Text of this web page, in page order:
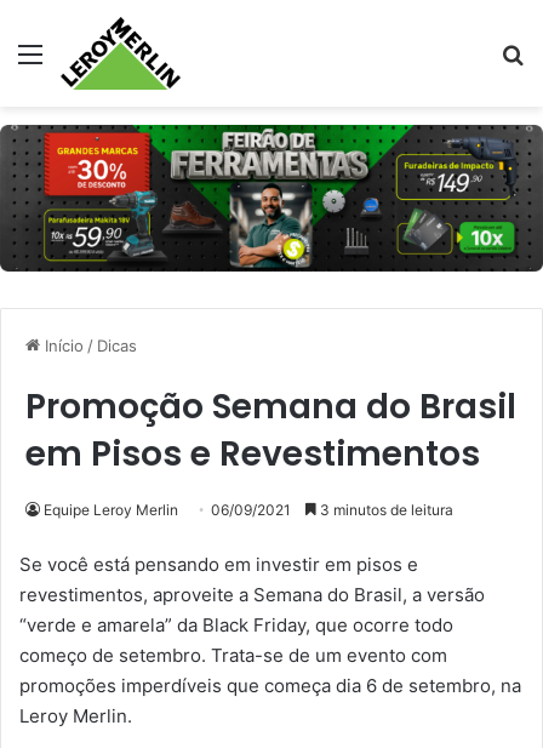
Menu
Início / Dicas
Promoção Semana do Brasil
em Pisos e Revestimentos
Equipe Leroy Merlin 06/09/2021 3 minutos de leitura
Se você está pensando em investir em pisos e
revestimentos, aproveite a Semana do Brasil, a versão
“verde e amarela” da Black Friday, que ocorre todo
começo de setembro. Trata-se de um evento com
promoções imperdíveis que começa dia 6 de setembro, na
Leroy Merlin.